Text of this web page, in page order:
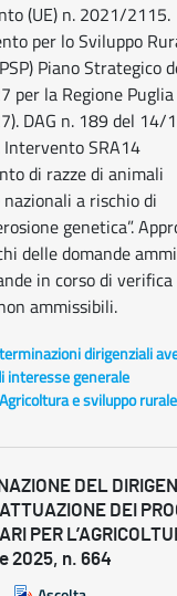
(UE) n. 2021/2115.
per lo Sviluppo
Piano Strategico
per la Regione Puglia
DAG n. 189 del 14/
Intervento SRA14
di razze di animali
a rischio di
genetica”.
delle domande
in corso di verifica
ammissibili.
dirigenziali
interesse generale
Agricoltura e sviluppo rurale
DEL
DEI
PER
2025, n. 664